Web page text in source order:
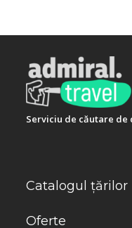
Serviciu de căutare de
Catalogul țărilor
Oferte